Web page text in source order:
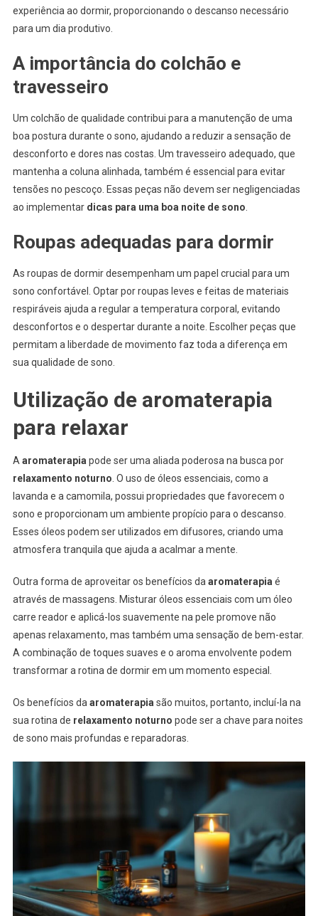
experiência ao dormir, proporcionando o descanso necessário
para um dia produtivo.
A importância do colchão e
travesseiro
Um colchão de qualidade contribui para a manutenção de uma
boa postura durante o sono, ajudando a reduzir a sensação de
desconforto e dores nas costas. Um travesseiro adequado, que
mantenha a coluna alinhada, também é essencial para evitar
tensões no pescoço. Essas peças não devem ser negligenciadas
ao implementar dicas para uma boa noite de sono.
Roupas adequadas para dormir
As roupas de dormir desempenham um papel crucial para um
sono confortável. Optar por roupas leves e feitas de materiais
respiráveis ajuda a regular a temperatura corporal, evitando
desconfortos e o despertar durante a noite. Escolher peças que
permitam a liberdade de movimento faz toda a diferença em
sua qualidade de sono.
Utilização de aromaterapia
para relaxar
Aaromaterapiapode ser uma aliada poderosa na busca por
relaxamento noturno. O uso de óleos essenciais, como a
lavanda e a camomila, possui propriedades que favorecem o
sono e proporcionam um ambiente propício para o descanso.
Esses óleos podem ser utilizados em difusores, criando uma
atmosfera tranquila que ajuda a acalmar a mente.
Outra forma de aproveitar os benefícios daaromaterapiaé
através de massagens. Misturar óleos essenciais com um óleo
carre reador e aplicá-los suavemente na pele promove não
apenas relaxamento, mas também uma sensação de bem-estar.
A combinação de toques suaves e o aroma envolvente podem
transformar a rotina de dormir em um momento especial.
Os benefícios daaromaterapiasão muitos, portanto, incluí-la na
sua rotina de relaxamento noturno pode ser a chave para noites
de sono mais profundas e reparadoras.